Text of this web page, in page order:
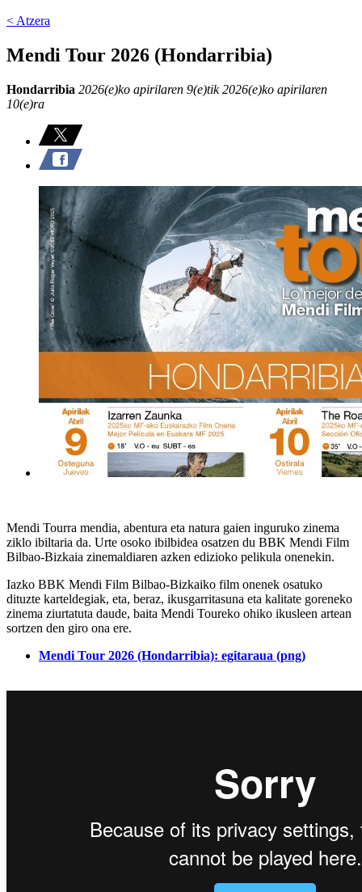
< Atzera
Mendi Tour 2026 (Hondarribia)
Hondarribia 2026(e)ko apirilaren 9(e)tik 2026(e)ko apirilaren
10(e)ra
Mendi Tourra mendia, abentura eta natura gaien inguruko zinema
ziklo ibiltaria da. Urte osoko ibilbidea osatzen du BBK Mendi Film
Bilbao-Bizkaia zinemaldiaren azken edizioko pelikula onenekin.
Iazko BBK Mendi Film Bilbao-Bizkaiko film onenek osatuko
dituzte karteldegiak, eta, beraz, ikusgarritasuna eta kalitate goreneko
zinema ziurtatuta daude, baita Mendi Toureko ohiko ikusleen artean
sortzen den giro ona ere.
Mendi Tour 2026 (Hondarribia): egitaraua (png)